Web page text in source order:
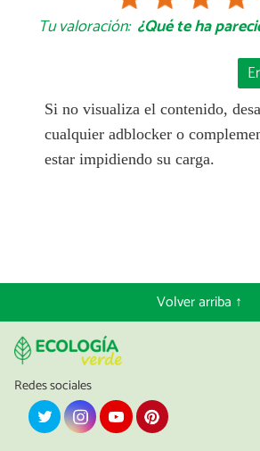
Tu valoración: ¿Qué te ha
Si no visualiza el contenido,
cualquier adblocker o
estar impidiendo su carga.
Volver arriba ↑
Redes sociales